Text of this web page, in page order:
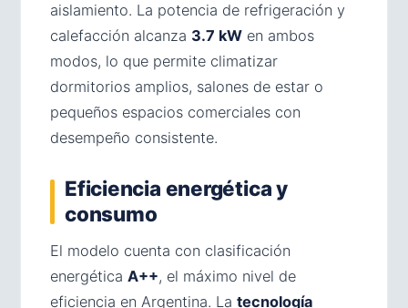
aislamiento. La potencia de refrigeración y
calefacción alcanza 3.7 kW en ambos
modos, lo que permite climatizar
dormitorios amplios, salones de estar o
pequeños espacios comerciales con
desempeño consistente.
Eficiencia energética y
consumo
El modelo cuenta con clasificación
energética A++, el máximo nivel de
eficiencia en Argentina. La tecnología